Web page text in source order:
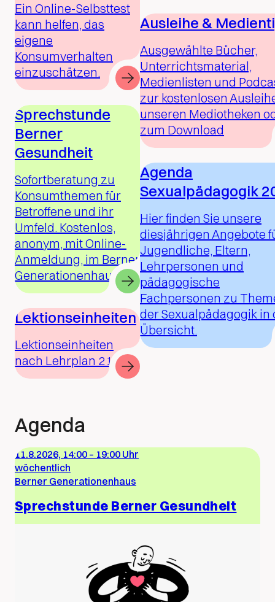
Ein Online-Selbsttest
kann helfen, das
eigene
Konsumverhalten
einzuschätzen.
Sprechstunde
Berner
Gesundheit
Sofortberatung zu
Konsumthemen für
Betroffene und ihr
Umfeld. Kostenlos,
anonym, mit Online-
Anmeldung, im Berner
Generationenhaus.
Lektionseinheiten
Lektionseinheiten
nach Lehrplan 21
Ausleihe &
Ausgewählte Bücher,
Unterrichtsmaterial,
Medienlisten und
zur kostenlosen
unseren Mediotheken
zum Download
Agenda
Sexualpädagogik
Hier finden Sie unsere
diesjährigen Angebote
Jugendliche, Eltern,
Lehrpersonen und
pädagogische
Fachpersonen zu
der Sexualpädagogik in
Übersicht.
Agenda
11.8.2026, 14:00 – 19:00 Uhr
wöchentlich
Berner Generationenhaus
Sprechstunde Berner Gesundheit